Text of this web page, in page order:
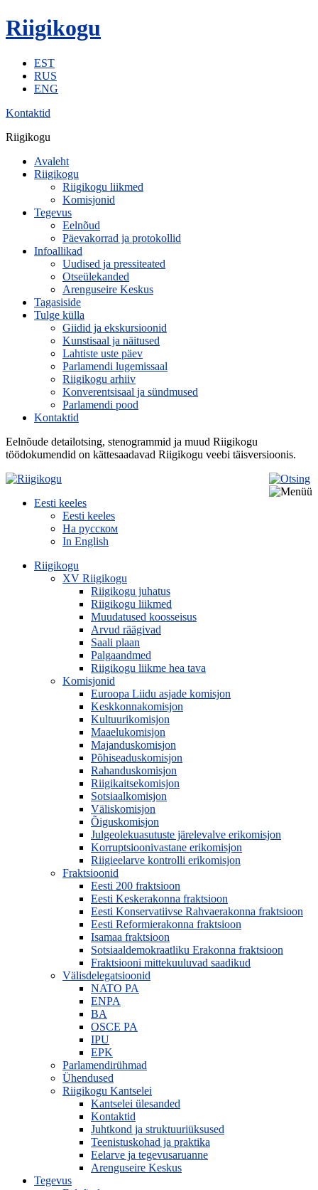
Riigikogu
EST
RUS
ENG
Kontaktid
Riigikogu
Avaleht
Riigikogu
Riigikogu liikmed
Komisjonid
Tegevus
Eelnõud
Päevakorrad ja protokollid
Infoallikad
Uudised ja pressiteated
Otseülekanded
Arenguseire Keskus
Tagasiside
Tulge külla
Giidid ja ekskursioonid
Kunstisaal ja näitused
Lahtiste uste päev
Parlamendi lugemissaal
Riigikogu arhiiv
Konverentsisaal ja sündmused
Parlamendi pood
Kontaktid
Eelnõude detailotsing, stenogrammid ja muud Riigikogu
töödokumendid on kättesaadavad Riigikogu veebi täisversioonis.
Eesti keeles
Eesti keeles
На русском
In English
Riigikogu
XV Riigikogu
Riigikogu juhatus
Riigikogu liikmed
Muudatused koosseisus
Arvud räägivad
Saali plaan
Palgaandmed
Riigikogu liikme hea tava
Komisjonid
Euroopa Liidu asjade komisjon
Keskkonnakomisjon
Kultuurikomisjon
Maaelukomisjon
Majanduskomisjon
Põhiseaduskomisjon
Rahanduskomisjon
Riigikaitsekomisjon
Sotsiaalkomisjon
Väliskomisjon
Õiguskomisjon
Julgeolekuasutuste järelevalve erikomisjon
Korruptsioonivastane erikomisjon
Riigieelarve kontrolli erikomisjon
Fraktsioonid
Eesti 200 fraktsioon
Eesti Keskerakonna fraktsioon
Eesti Konservatiivse Rahvaerakonna fraktsioon
Eesti Reformierakonna fraktsioon
Isamaa fraktsioon
Sotsiaaldemokraatliku Erakonna fraktsioon
Fraktsiooni mittekuuluvad saadikud
Välisdelegatsioonid
NATO PA
ENPA
BA
OSCE PA
IPU
EPK
Parlamendirühmad
Ühendused
Riigikogu Kantselei
Kantselei ülesanded
Kontaktid
Juhtkond ja struktuuriüksused
Teenistuskohad ja praktika
Eelarve ja tegevusaruanne
Arenguseire Keskus
Tegevus